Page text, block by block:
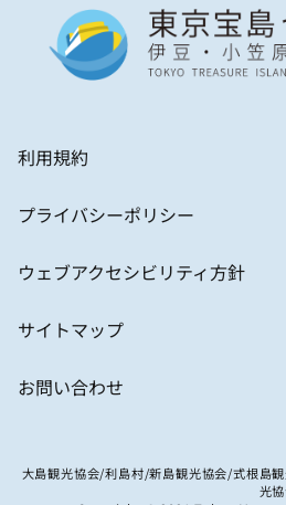
利用規約
プライバシーポリシー
ウェブアクセシビリティ方針
サイトマップ
お問い合わせ
大島観光協会/利島村/新島観光協会/式根島
光